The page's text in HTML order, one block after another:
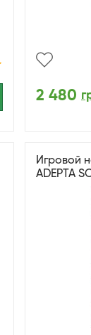
2 480
Игровой
ADEPTA